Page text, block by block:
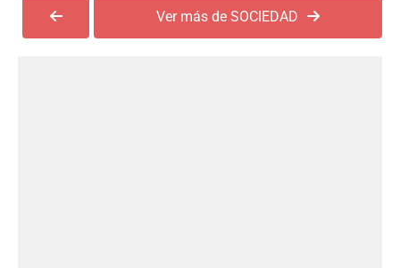
Ver más de SOCIEDAD